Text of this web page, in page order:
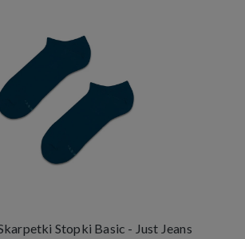
Stopki Basic - Just Jeans